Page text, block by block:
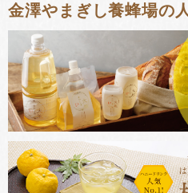
金澤やまぎし養蜂場の